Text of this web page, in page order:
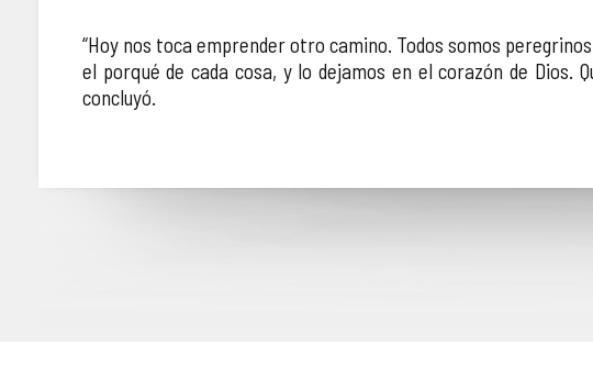
“Hoy nos toca emprender otro camino. Todos somos
el porqué de cada cosa, y lo dejamos en el corazón de Dios.
concluyó.